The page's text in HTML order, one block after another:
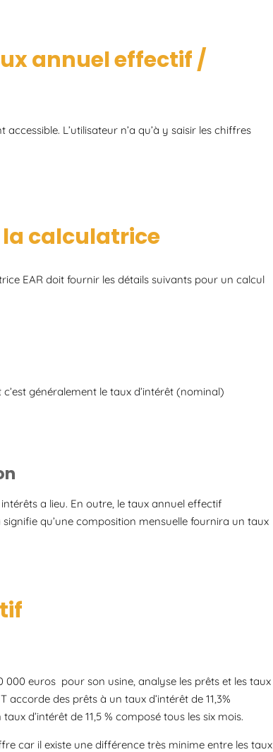
annuel effectif /
L’utilisateur n’a qu’à y saisir les chiffres
la calculatrice
EAR doit fournir les détails suivants pour un calcul
généralement le taux d’intérêt (nominal)
a lieu. En outre, le taux annuel effectif
qu’une composition mensuelle fournira un taux
000 euros pour son usine, analyse les prêts et les taux
des prêts à un taux d’intérêt de 11,3%
d’intérêt de 11,5 % composé tous les six mois.
car il existe une différence très minime entre les taux